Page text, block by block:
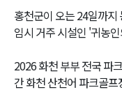
홍천군이 오는 24일까
임시 거주 시설인 '귀농
2026 화천 부부 전국 파
간 화천 산천어 파크골